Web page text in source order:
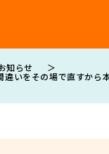
知らせ ＞
違いをその場で直すから